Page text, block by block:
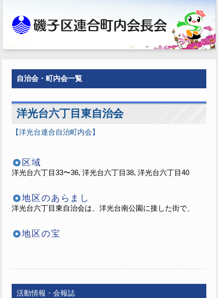
自治会・町内会一覧
洋光台六丁目東自治会
【洋光台連合自治町内会】
区域
洋光台六丁目33〜36, 洋光台六丁目38, 洋光台六丁目40
地区のあらまし
洋光台六丁目東自治会は、洋光台南公園に接した街で、
地区の宝
活動情報・会報誌